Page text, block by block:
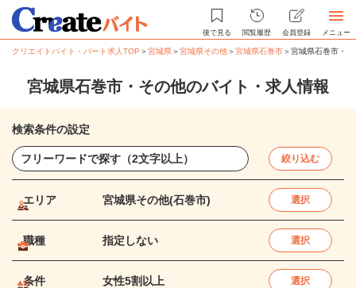
後で見る 閲覧履歴 会員登録 メニュー
クリエイトバイト・パート求人TOP ＞宮城県＞宮城県その他＞宮城県石巻市＞宮城県石巻市・
宮城県石巻市・その他のバイト・求人情報
検索条件の設定
絞り込む
エリア 宮城県その他(石巻市) 選択
職種 指定しない 選択
条件 女性5割以上 選択